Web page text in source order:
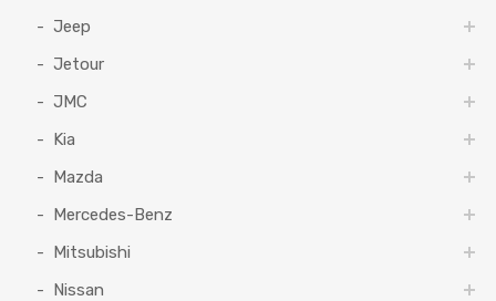
Jeep
Jetour
JMC
Kia
Mazda
Mercedes-Benz
Mitsubishi
Nissan